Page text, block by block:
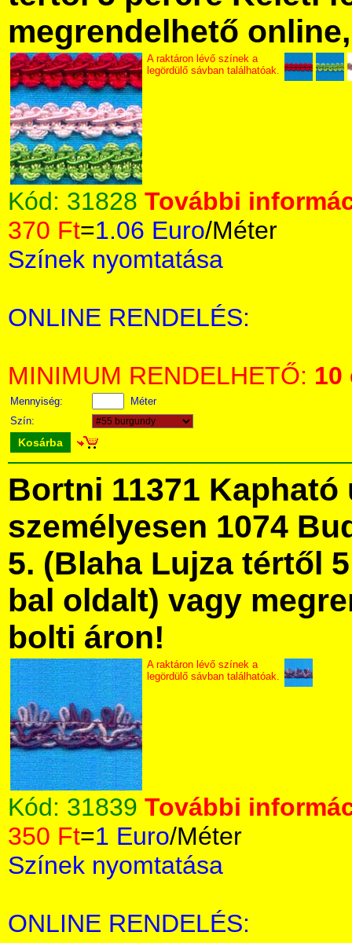
megrendelhető
A raktáron lévő színek a
legördülő sávban találhatóak.
Kód: 31828 További
370 Ft=1.06 Euro/Méter
Színek nyomtatása
ONLINE RENDELÉS:
MINIMUM RENDELHETŐ: 10
Mennyiség:
Méter
Szín:
Kosárba
Bortni 11371
személyesen 1074
5. (Blaha Lujza tértől
bal oldalt) vagy
bolti áron!
A raktáron lévő színek a
legördülő sávban találhatóak.
Kód: 31839 További
350 Ft=1 Euro/Méter
Színek nyomtatása
ONLINE RENDELÉS: